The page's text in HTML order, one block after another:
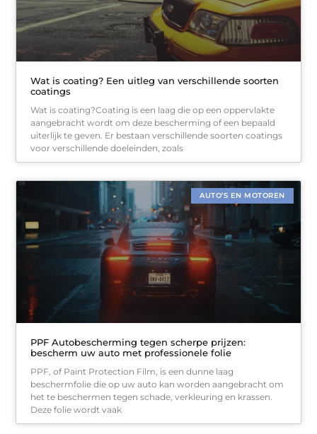
Wat is coating? Een uitleg van verschillende soorten
coatings
Wat is coating?Coating is een laag die op een oppervlakte
aangebracht wordt om deze bescherming of een bepaald
uiterlijk te geven. Er bestaan verschillende soorten coatings
voor verschillende doeleinden, zoals
AUTO’S EN MOTOREN
PPF Autobescherming tegen scherpe prijzen:
bescherm uw auto met professionele folie
PPF, of Paint Protection Film, is een dunne laag
beschermfolie die op uw auto kan worden aangebracht om
het te beschermen tegen schade, verkleuring en krassen.
Deze folie wordt vaak